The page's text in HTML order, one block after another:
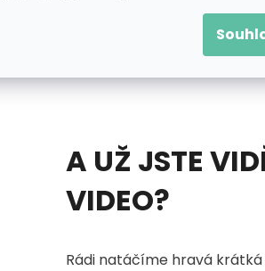
A UŽ JSTE
VIDEO?
Rádi natáčíme hravá krátká